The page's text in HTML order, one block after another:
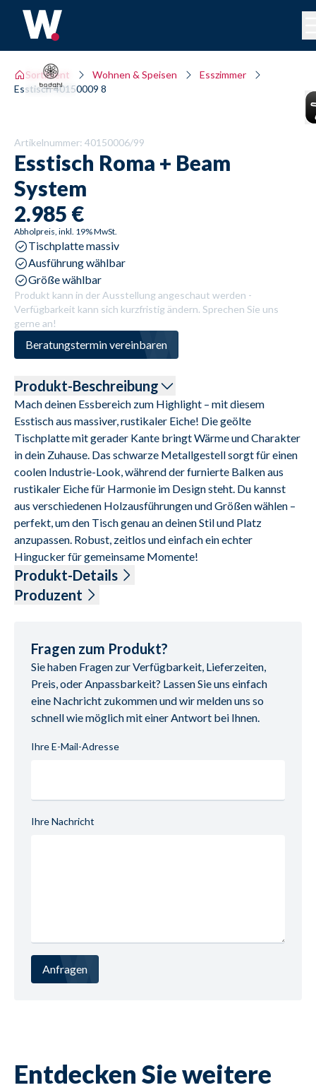
Sortiment Wohnen & Speisen
Esszimmer
Esstisch 40150009 8
Artikelnummer: 40150006/99
Esstisch Roma + Beam
System
2.985 €
Abholpreis, inkl. 19% MwSt.
Tischplatte massiv
Ausführung wählbar
Größe wählbar
Produkt kann in der Ausstellung angeschaut werden -
Verfügbarkeit kann sich kurzfristig ändern. Sprechen Sie uns
gerne an!
Beratungstermin vereinbaren
Produkt-Beschreibung
Mach deinen Essbereich zum Highlight – mit diesem
Esstisch aus massiver, rustikaler Eiche! Die geölte
Tischplatte mit gerader Kante bringt Wärme und Charakter
in dein Zuhause. Das schwarze Metallgestell sorgt für einen
coolen Industrie-Look, während der furnierte Balken aus
rustikaler Eiche für Harmonie im Design steht. Du kannst
aus verschiedenen Holzausführungen und Größen wählen –
perfekt, um den Tisch genau an deinen Stil und Platz
anzupassen. Robust, zeitlos und einfach ein echter
Hingucker für gemeinsame Momente!
Produkt-Details
Tischplatte rustikale Eiche massiv, Oil Finish, gerade Kante,
260/100/76 cm
Produzent
E-Mail-Adresse: info@bodahlmoebel.dk
UID (Umsatzsteuer-Identifikationsnummer): DK 33365314
Fragen zum Produkt?
Sie haben Fragen zur Verfügbarkeit, Lieferzeiten,
Preis, oder Anpassbarkeit? Lassen Sie uns einfach
eine Nachricht zukommen und wir melden uns so
schnell wie möglich mit einer Antwort bei Ihnen.
Ihre E-Mail-Adresse
Ihre Nachricht
Anfragen
Entdecken Sie weitere